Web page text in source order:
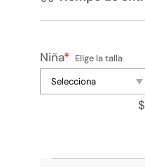
Niña* Elige la talla
$